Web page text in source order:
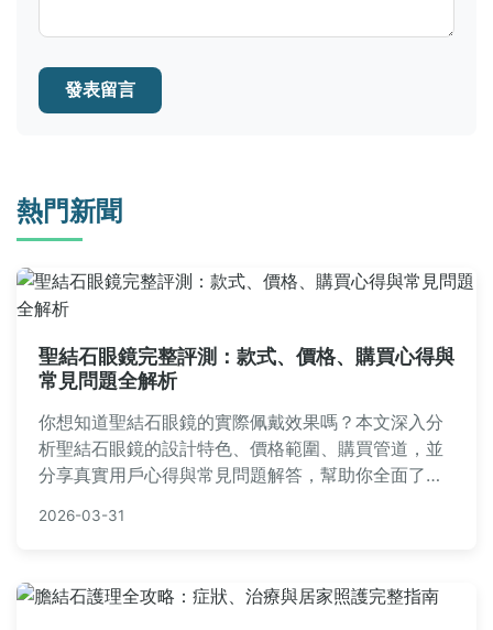
發表留言
熱門新聞
聖結石眼鏡完整評測：款式、價格、購買心得與
常見問題全解析
你想知道聖結石眼鏡的實際佩戴效果嗎？本文深入分
析聖結石眼鏡的設計特色、價格範圍、購買管道，並
分享真實用戶心得與常見問題解答，幫助你全面了解
2026-03-31